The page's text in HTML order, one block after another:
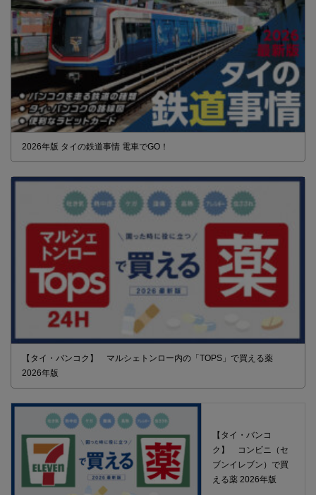
2026年版 タイの鉄道事情 電車でGO！
【タイ・バンコク】 マルシェトンロー内の「TOPS」で買える薬
2026年版
【タイ・バンコ
ク】 コンビニ（セ
ブンイレブン）で買
える薬 2026年版